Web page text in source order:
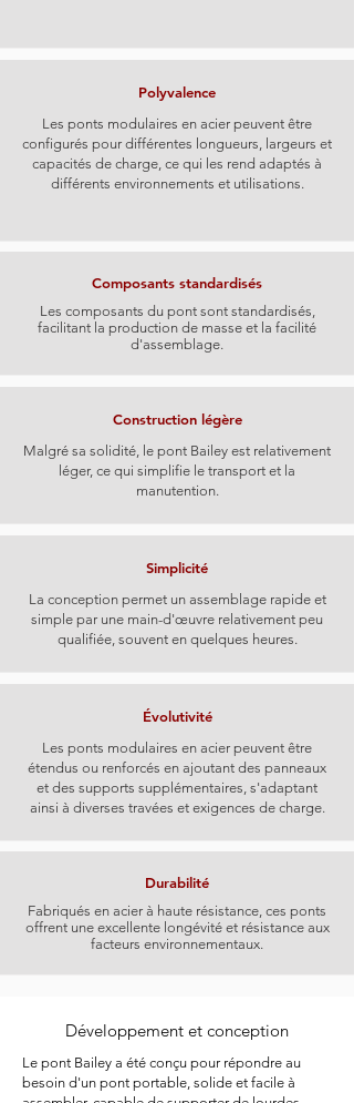
Polyvalence
Les ponts modulaires en acier peuvent être
configurés pour différentes longueurs, largeurs et
capacités de charge, ce qui les rend adaptés à
différents environnements et utilisations.
Composants standardisés
Les composants du pont sont standardisés,
facilitant la production de masse et la facilité
d'assemblage.
Construction légère
Malgré sa solidité, le pont Bailey est relativement
léger, ce qui simplifie le transport et la
manutention.
Simplicité
La conception permet un assemblage rapide et
simple par une main-d'œuvre relativement peu
qualifiée, souvent en quelques heures.
Évolutivité
Les ponts modulaires en acier peuvent être
étendus ou renforcés en ajoutant des panneaux
et des supports supplémentaires, s'adaptant
ainsi à diverses travées et exigences de charge.
Durabilité
Fabriqués en acier à haute résistance, ces ponts
offrent une excellente longévité et résistance aux
facteurs environnementaux.
Développement et conception
Le pont Bailey a été conçu pour répondre au
besoin d'un pont portable, solide et facile à